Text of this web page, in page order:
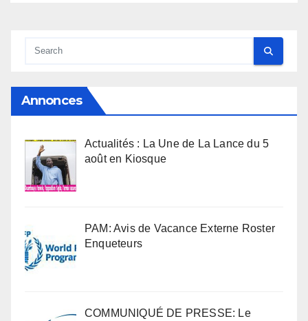
Annonces
Actualités : La Une de La Lance du 5
août en Kiosque
PAM: Avis de Vacance Externe Roster
Enqueteurs
COMMUNIQUÉ DE PRESSE: Le